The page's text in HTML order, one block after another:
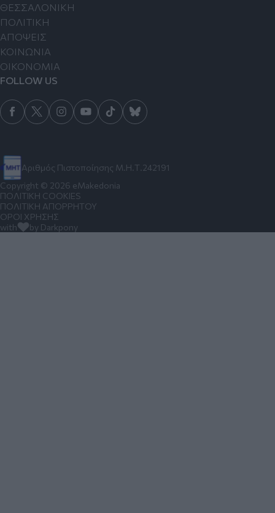
Αριθμός Πιστοποίησης Μ.Η.Τ.242191
ΘΕΣΣΑΛΟΝΙΚΗ
ΠΟΛΙΤΙΚΗ
ΑΠΟΨΕΙΣ
ΚΟΙΝΩΝΙΑ
ΟΙΚΟΝΟΜΙΑ
FOLLOW US
Copyright © 2026 eMakedonia
ΠΟΛΙΤΙΚΗ COOKIES
ΠΟΛΙΤΙΚΗ ΑΠΟΡΡΗΤΟΥ
ΟΡΟΙ ΧΡΗΣΗΣ
with
by Darkpony